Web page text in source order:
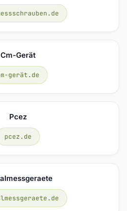
Cm-Gerät
gerät.de
Pcez
pcez.de